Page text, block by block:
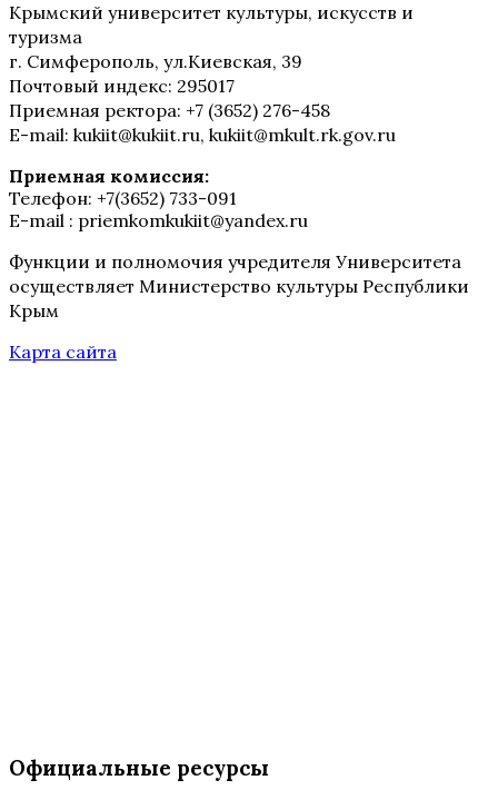
Крымский университет культуры, искусств и
туризма
г. Симферополь, ул.Киевская, 39
Почтовый индекс: 295017
Приемная ректора: +7 (3652) 276-458
E-mail: kukiit@kukiit.ru, kukiit@mkult.rk.gov.ru
Приемная комиссия:
Телефон: +7(3652) 733-091
E-mail : priemkomkukiit@yandex.ru
Функции и полномочия учредителя Университета
осуществляет Министерство культуры Республики
Крым
Карта сайта
Официальные ресурсы